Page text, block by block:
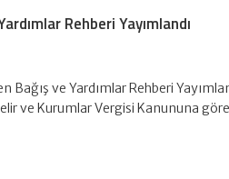
Rehberi Yayımlandı
Bağış ve Yardımlar Rehberi
ve Kurumlar Vergisi Kanununa